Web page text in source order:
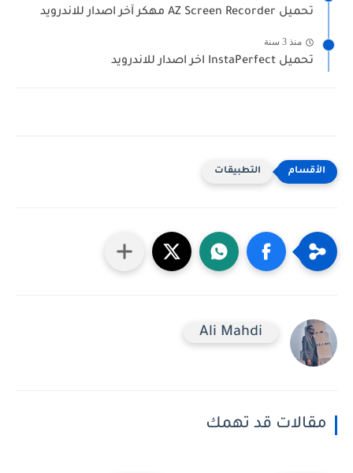
تحميل AZ Screen Recorder مهكر آخر اصدار للاندرويد
منذ 3 سنة
تحميل InstaPerfect اخر اصدار للاندرويد
التطبيقات
Ali Mahdi
مقالات قد تهمك